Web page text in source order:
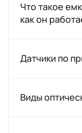
Что такое
как он
Датчики по
Виды